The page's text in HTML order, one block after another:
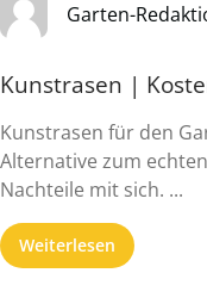
Garten-
Kunstrasen |
Kunstrasen für den
Alternative zum
Nachteile mit sich. ...
Weiterlesen